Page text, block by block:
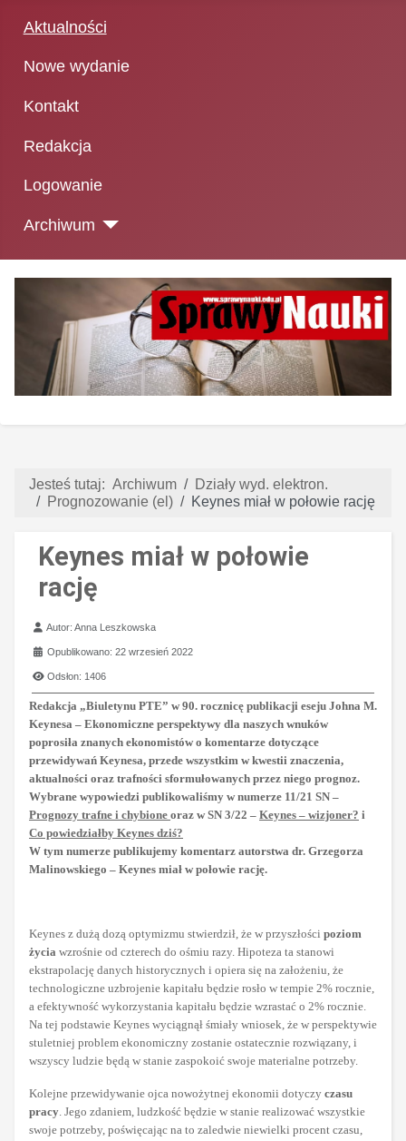
Aktualności
Nowe wydanie
Kontakt
Redakcja
Logowanie
Archiwum
Jesteś tutaj: Archiwum
Działy wyd. elektron.
Prognozowanie (el)
Keynes miał w połowie rację
Keynes miał w połowie
rację
Szczegóły
Autor:Anna Leszkowska
Opublikowano: 22 wrzesień 2022
Odsłon: 1406
Redakcja „Biuletynu PTE” w 90. rocznicę publikacji eseju Johna M.
Keynesa – Ekonomiczne perspektywy dla naszych wnuków
poprosiła znanych ekonomistów o komentarze dotyczące
przewidywań Keynesa, przede wszystkim w kwestii znaczenia,
aktualności oraz trafności sformułowanych przez niego prognoz.
Wybrane wypowiedzi publikowaliśmy w numerze 11/21 SN –
Prognozy trafne i chybione oraz w SN 3/22 – Keynes – wizjoner? i
Co powiedziałby Keynes dziś?
W tym numerze publikujemy komentarz autorstwa dr. Grzegorza
Malinowskiego – Keynes miał w połowie rację.
Keynes z dużą dozą optymizmu stwierdził, że w przyszłości poziom
życia wzrośnie od czterech do ośmiu razy. Hipoteza ta stanowi
ekstrapolację danych historycznych i opiera się na założeniu, że
technologiczne uzbrojenie kapitału będzie rosło w tempie 2% rocznie,
a efektywność wykorzystania kapitału będzie wzrastać o 2% rocznie.
Na tej podstawie Keynes wyciągnął śmiały wniosek, że w perspektywie
stuletniej problem ekonomiczny zostanie ostatecznie rozwiązany, i
wszyscy ludzie będą w stanie zaspokoić swoje materialne potrzeby.
Kolejne przewidywanie ojca nowożytnej ekonomii dotyczy czasu
pracy. Jego zdaniem, ludzkość będzie w stanie realizować wszystkie
swoje potrzeby, poświęcając na to zaledwie niewielki procent czasu,